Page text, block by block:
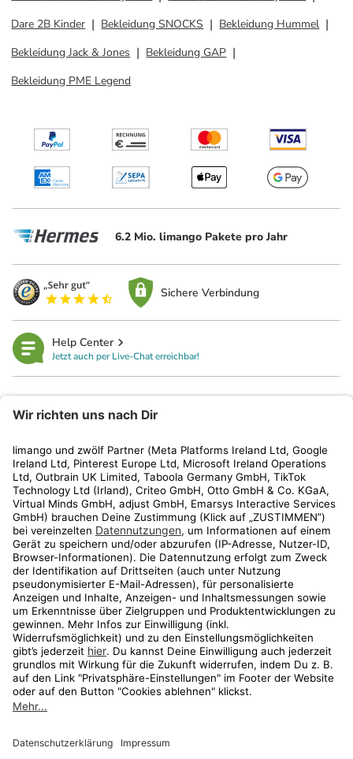
Dare 2B Kinder
Bekleidung SNOCKS
Bekleidung Hummel
Bekleidung Jack & Jones
Bekleidung GAP
Bekleidung PME Legend
6.2 Mio. limango Pakete pro Jahr
Sichere Verbindung
Help Center
Jetzt auch per Live-Chat erreichbar!
Kundenservice
Shop
Aktionen
Travel